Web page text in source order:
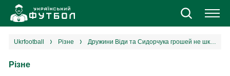
Новини
ukrfootball різне Дружини Віди та Сидорчука грошей не шкодують: ось як та де відпочивають кохані ексзірок Динамо
Різне